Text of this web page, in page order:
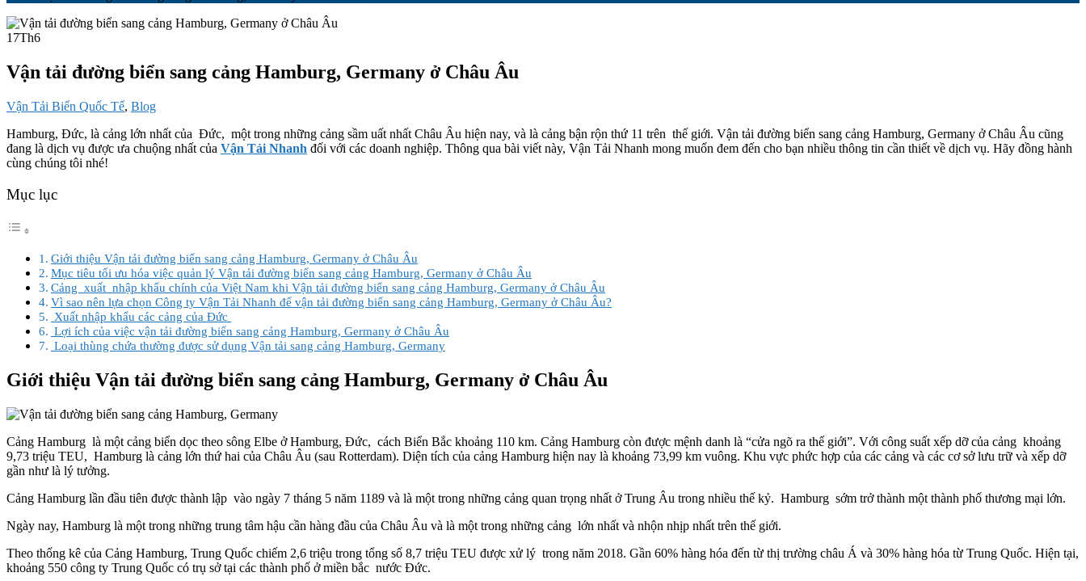
17Th6
Vận tải đường biển sang cảng Hamburg, Germany ở Châu Âu
Vận Tải Biển Quốc Tế, Blog
Hamburg, Đức, là cảng lớn nhất của Đức, một trong những cảng sầm uất nhất Châu Âu hiện nay, và là cảng bận rộn thứ 11 trên thế giới. Vận tải đường biển sang cảng Hamburg, Germany ở Châu Âu cũng
đang là dịch vụ được ưa chuộng nhất của Vận Tải Nhanh đối với các doanh nghiệp. Thông qua bài viết này, Vận Tải Nhanh mong muốn đem đến cho bạn nhiều thông tin cần thiết về dịch vụ. Hãy đồng hành
cùng chúng tôi nhé!
Mục lục
Giới thiệu Vận tải đường biển sang cảng Hamburg, Germany ở Châu Âu
Mục tiêu tối ưu hóa việc quản lý Vận tải đường biển sang cảng Hamburg, Germany ở Châu Âu
Cảng xuất nhập khẩu chính của Việt Nam khi Vận tải đường biển sang cảng Hamburg, Germany ở Châu Âu
Vì sao nên lựa chọn Công ty Vận Tải Nhanh để vận tải đường biển sang cảng Hamburg, Germany ở Châu Âu?
Xuất nhập khẩu các cảng của Đức
Lợi ích của việc vận tải đường biển sang cảng Hamburg, Germany ở Châu Âu
Loại thùng chứa thường được sử dụng Vận tải sang cảng Hamburg, Germany
Giới thiệu Vận tải đường biển sang cảng Hamburg, Germany ở Châu Âu
Cảng Hamburg là một cảng biển dọc theo sông Elbe ở Hamburg, Đức, cách Biển Bắc khoảng 110 km. Cảng Hamburg còn được mệnh danh là “cửa ngõ ra thế giới”. Với công suất xếp dỡcủa cảng khoảng
9,73 triệu TEU, Hamburg là cảng lớn thứ hai của Châu Âu (sau Rotterdam). Diện tích của cảng Hamburg hiện nay là khoảng 73,99 km vuông. Khu vực phức hợp của các cảng và các cơsởlưu trữ và xếp dỡ
gần như là lý tưởng.
Cảng Hamburg lần đầu tiên được thành lập vào ngày 7 tháng 5 năm 1189 và là một trong những cảng quan trọng nhất ởTrung Âu trong nhiều thế kỷ. Hamburg sớm trở thành một thành phố thương mại lớn.
Ngày nay, Hamburg là một trong những trung tâm hậu cần hàng đầu của Châu Âu và là một trong những cảng lớn nhất và nhộn nhịp nhất trên thế giới.
Theo thống kê của Cảng Hamburg, Trung Quốc chiếm 2,6 triệu trong tổng số 8,7 triệu TEU được xử lý trong năm 2018. Gần 60% hàng hóa đến từ thị trường châu Á và 30% hàng hóa từ Trung Quốc. Hiện tại,
khoảng 550 công ty Trung Quốc có trụ sở tại các thành phố ở miền bắc nước Đức.